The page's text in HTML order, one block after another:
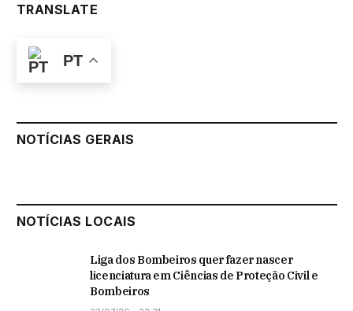
TRANSLATE
PT
NOTÍCIAS GERAIS
NOTÍCIAS LOCAIS
Liga dos Bombeiros quer fazer nascer
licenciatura em Ciências de Proteção Civil e
Bombeiros